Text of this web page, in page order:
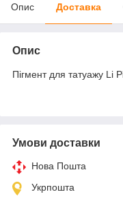
Опис Доставка
Опис
Пігмент для татуажу Li
Умови доставки
Нова Пошта
Укрпошта